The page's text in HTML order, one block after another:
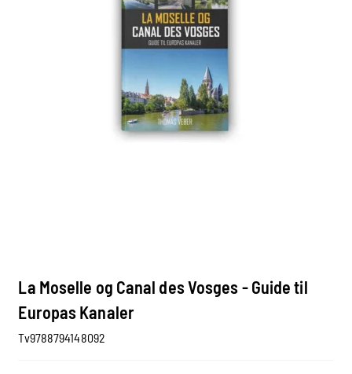
La Moselle og Canal des Vosges - Guide til
Europas Kanaler
Tv9788794148092